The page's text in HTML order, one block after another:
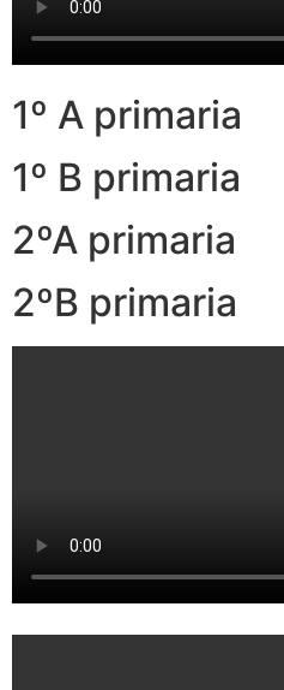
1º A primaria
1º B primaria
2ºA primaria
2ºB primaria